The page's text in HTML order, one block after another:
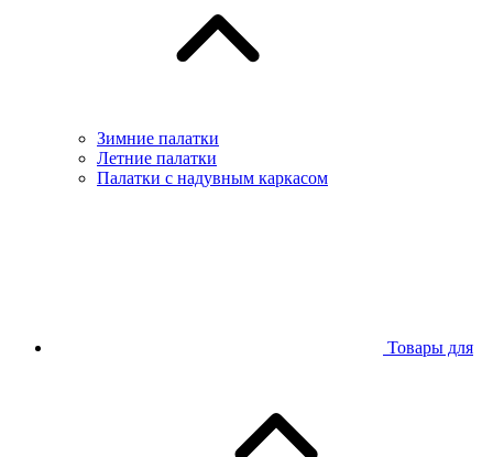
Зимние палатки
Летние палатки
Палатки с надувным каркасом
Товары для